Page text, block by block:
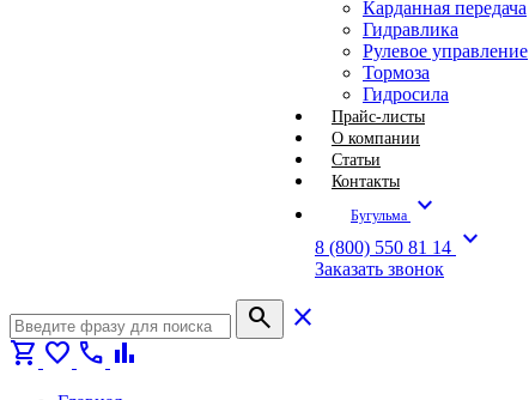
Карданная передача
Гидравлика
Рулевое управление
Тормоза
Гидросила
Прайс-листы
О компании
Статьи
Контакты
Бугульма expand_more
8 (800) 550 81 14 expand_more
Заказать звонок
search
close
shopping_cart favorite call bar_chart